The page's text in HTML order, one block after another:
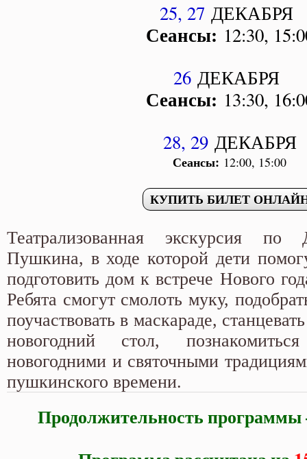
25, 27 ДЕКАБРЯ
Сеансы: 12:30,
26 ДЕКАБРЯ
Сеансы: 13:30,
28, 29 ДЕКАБРЯ
Сеансы: 12:00, 15:00
Театрализованная экскурсия
Пушкина, в ходе которой дети
подготовить дом к встрече Нового
Ребята смогут смолоть муку,
поучаствовать в маскараде,
новогодний стол,
новогодними и святочными
пушкинского времени.
Продолжительность программы